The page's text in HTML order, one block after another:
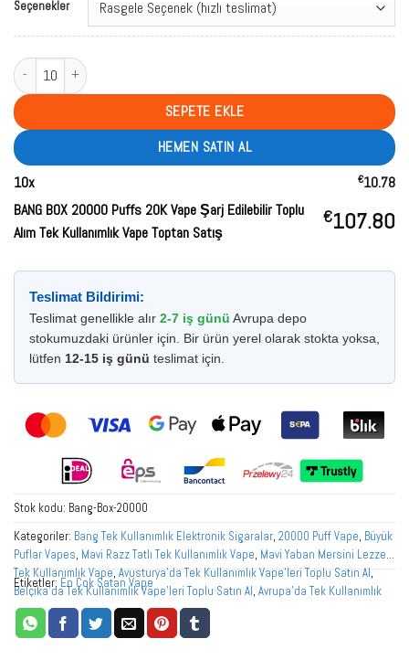
Seçenekler
BANG BOX 20000 Puffs 20K Vape Rechargeable Bulk Buy Disposable Vape
SEPETE EKLE
HEMEN SATIN AL
10x €10.78
BANG BOX 20000 Puffs 20K Vape Şarj Edilebilir Toplu
Alım Tek Kullanımlık Vape Toptan Satış
€107.80
Teslimat Bildirimi:
Teslimat genellikle alır 2-7 iş günü Avrupa depo
stokumuzdaki ürünler için. Bir ürün yerel olarak stokta yoksa,
lütfen 12-15 iş günü teslimat için.
Stok kodu: Bang-Box-20000
Kategoriler: Bang Tek Kullanımlık Elektronik Sigaralar, 20000 Puff Vape, Büyük
Puflar Vapes, Mavi Razz Tatlı Tek Kullanımlık Vape, Mavi Yaban Mersini Lezzetli
Tek Kullanımlık Vape,Avusturya'da Tek Kullanımlık Vape'leri Toplu Satın Al,
Belçika'da Tek Kullanımlık Vape'leri Toplu Satın Al, Avrupa'da Tek Kullanımlık
Vape'leri Toplu Satın Al,Fransa'da Tek Kullanımlık Vape'leri Toplu Satın Al
Almanya'da Tek Kullanımlık Elektronik Sigaraların Toplu Satın Alınması
Etiketler: En Çok Satan Vape